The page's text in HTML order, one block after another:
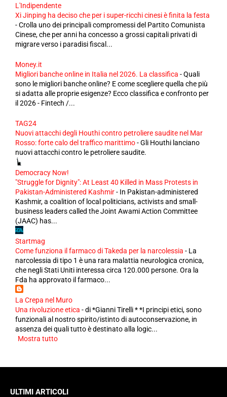
L'Indipendente
Xi Jinping ha deciso che per i super-ricchi cinesi è finita la festa
-Crolla uno dei principali compromessi del Partito Comunista
Cinese, che per anni ha concesso a grossi capitali privati di
migrare verso i paradisi fiscal...
Money.it
Migliori banche online in Italia nel 2026. La classifica -Quali
sono le migliori banche online? E come scegliere quella che più
si adatta alle proprie esigenze? Ecco classifica e confronto per
il 2026 - Fintech /...
TAG24
Nuovi attacchi degli Houthi contro petroliere saudite nel Mar
Rosso: forte calo del traffico marittimo-Gli Houthi lanciano
nuovi attacchi contro le petroliere saudite.
Democracy Now!
"Struggle for Dignity": At Least 40 Killed in Mass Protests in
Pakistan-Administered Kashmir- In Pakistan-administered
Kashmir, a coalition of local politicians, activists and small-
business leaders called the Joint Awami Action Committee
(JAAC) has...
Startmag
Come funziona il farmaco di Takeda per la narcolessia - La
narcolessia di tipo 1 è una rara malattia neurologica cronica,
che negli Stati Uniti interessa circa 120.000 persone. Ora la
Fda ha approvato il farmaco...
La Crepa nel Muro
Una rivoluzione etica -di *Gianni Tirelli * *I principi etici, sono
funzionali al nostro spirito/istinto di autoconservazione, in
assenza dei quali tutto è destinato alla logic...
Mostra tutto
ULTIMI ARTICOLI